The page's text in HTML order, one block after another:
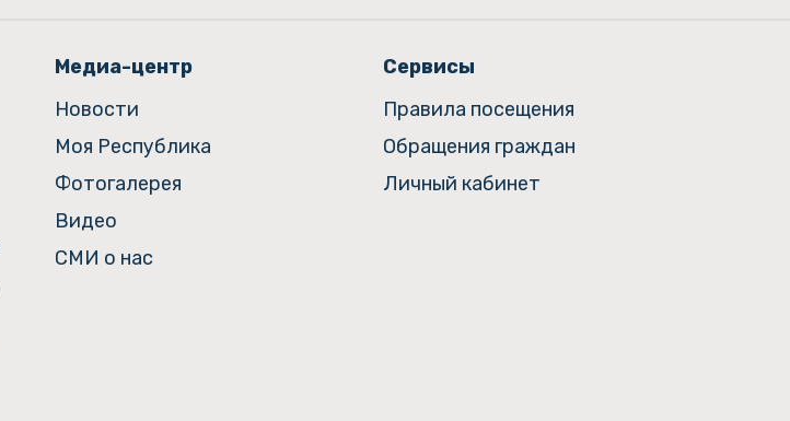
Медиа-центр
Новости
Моя Республика
Фотогалерея
Видео
СМИ о нас
Сервисы
Правила посещения
Обращения граждан
Личный кабинет